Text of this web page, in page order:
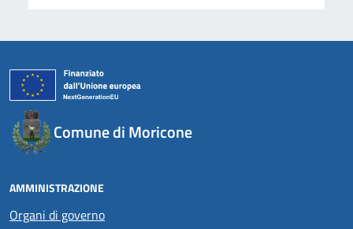
Comune di Moricone
AMMINISTRAZIONE
Organi di governo